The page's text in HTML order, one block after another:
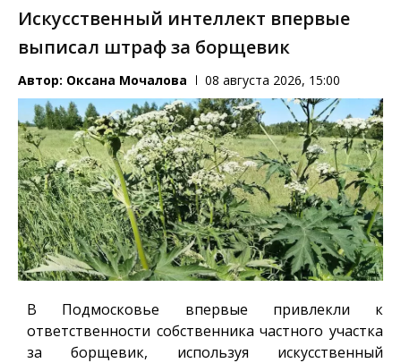
Искусственный интеллект впервые
выписал штраф за борщевик
Автор: Оксана Мочалова 08 августа 2026, 15:00
В Подмосковье впервые привлекли к
ответственности собственника частного участка
за борщевик, используя искусственный